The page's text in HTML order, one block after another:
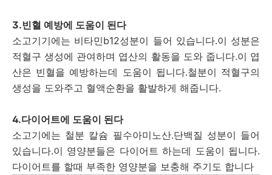
3.빈혈 예방에 도움이 된다
소고기기에는 비타민b12성분이 들어 있습니다.이 성분은
적혈구 생성에 관여하며 엽산의 활동을 도와 줍니다.이 엽
산은 빈혈을 예방하는데 도움이 됩니다.철분이 적혈구의
생성을 도와주고 혈액순환을 활발하게 해줍니다.
4.다이어트에 도움이 된다
소고기에는 철분 칼슘 필수아미노산.단백질 성분이 들어
있습니다.이 영양분들은 다이어트 하는데 도움이 됩니다.
다이어트를 할때 부족한 영양분을 보충해 주기도 합니다